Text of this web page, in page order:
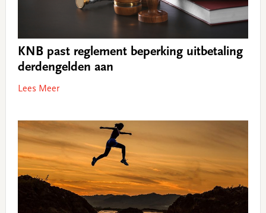
KNB past reglement beperking uitbetaling
derdengelden aan
Lees Meer